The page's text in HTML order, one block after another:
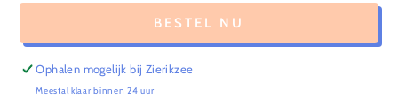
BESTEL NU
Ophalen mogelijk bij Zierikzee
Meestal klaar binnen 24 uur